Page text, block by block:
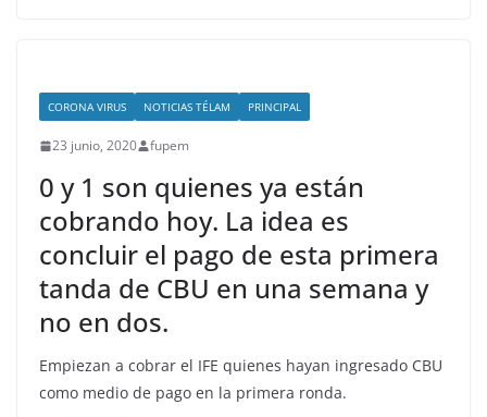
CORONA VIRUS NOTICIAS TÉLAM PRINCIPAL
23 junio, 2020 fupem
0 y 1 son quienes ya están
cobrando hoy. La idea es
concluir el pago de esta primera
tanda de CBU en una semana y
no en dos.
Empiezan a cobrar el IFE quienes hayan ingresado CBU
como medio de pago en la primera ronda.